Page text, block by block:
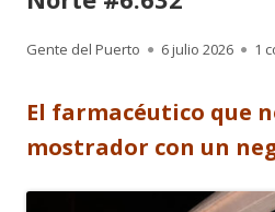
Autor
Gente del Puerto
Publicado
6 julio 2026 1
El farmacéutico que
mostrador con un